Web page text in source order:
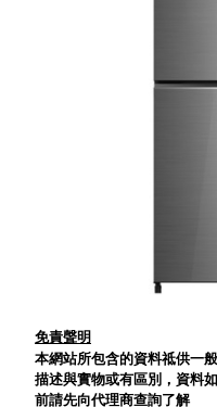
免責聲明
本網站所包含的資料祗供一
描述與實物或有區別，資料
前請先向代理商查詢了解